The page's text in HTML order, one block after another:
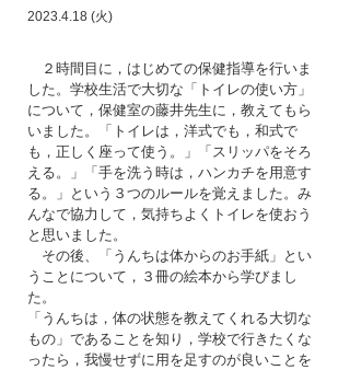
2023.4.18 (火)
２時間目に，はじめての保健指導を行いま
した。学校生活で大切な「トイレの使い方」
について，保健室の藤井先生に，教えてもら
いました。「トイレは，洋式でも，和式で
も，正しく座って使う。」「スリッパをそろ
える。」「手を洗う時は，ハンカチを用意す
る。」という３つのルールを覚えました。み
んなで協力して，気持ちよくトイレを使おう
と思いました。
その後、「うんちは体からのお手紙」とい
うことについて，３冊の絵本から学びまし
た。
「うんちは，体の状態を教えてくれる大切な
もの」であることを知り，学校で行きたくな
ったら，我慢せずに用を足すのが良いことを